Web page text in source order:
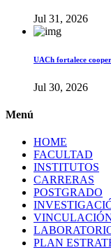
Jul 31, 2026
UACh fortalece
Jul 30, 2026
Menú
HOME
FACULTAD
INSTITUTOS
CARRERAS
POSTGRADO
PLAN